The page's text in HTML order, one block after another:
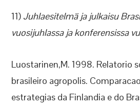
11) Juhlaesitelmä ja julkaisu
vuosijuhlassa ja konferensissa
Luostarinen,M. 1998. Relatorio
brasileiro agropolis.
estrategias da Finlandia e do